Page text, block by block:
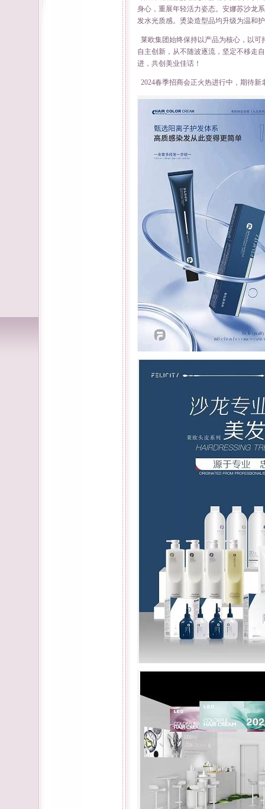
身心，重展年轻活力姿态。安娜苏沙龙
发水光质感。烫染造型品均升级为温和
莱欧集团始终保持以产品为核心，以
自主创新，从不随波逐流，坚定不移走
进，共创美业佳话！
2024春季招商会正火热进行中，期待